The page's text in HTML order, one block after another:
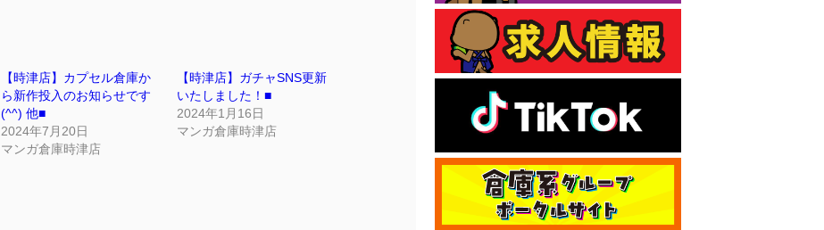
【時津店】カプセル倉庫か
ら新作投入のお知らせです
(^^) 他■
2024年7月20日
マンガ倉庫時津店
【時津店】ガチャSNS更新
いたしました！■
2024年1月16日
マンガ倉庫時津店